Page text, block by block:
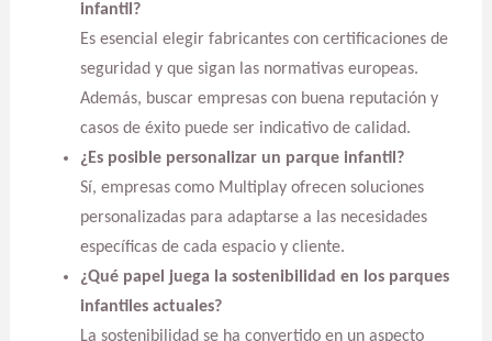
infantil?
Es esencial elegir fabricantes con certificaciones de
seguridad y que sigan las normativas europeas.
Además, buscar empresas con buena reputación y
casos de éxito puede ser indicativo de calidad.
¿Es posible personalizar un parque infantil?
Sí, empresas como Multiplay ofrecen soluciones
personalizadas para adaptarse a las necesidades
específicas de cada espacio y cliente.
¿Qué papel juega la sostenibilidad en los parques
infantiles actuales?
La sostenibilidad se ha convertido en un aspecto